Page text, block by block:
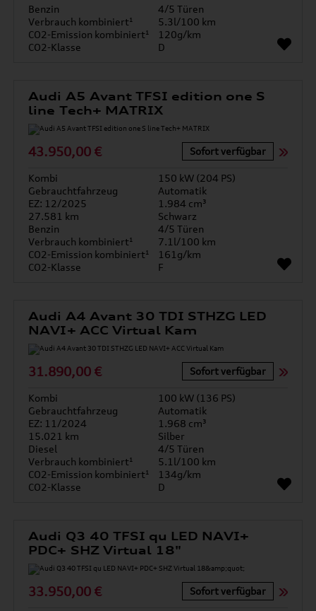
Benzin
4/5 Türen
Verbrauch kombiniert¹
5.3l/100 km
CO2-Emission kombiniert¹
120g/km
CO2-Klasse
D
Audi A5 Avant TFSI edition one S
line Tech+ MATRIX
43.950,00 € Sofort verfügbar
Kombi
150 kW (204 PS)
Gebrauchtfahrzeug
Automatik
EZ: 12/2025
1.984 cm³
27.581 km
Schwarz
Benzin
4/5 Türen
Verbrauch kombiniert¹
7.1l/100 km
CO2-Emission kombiniert¹
161g/km
CO2-Klasse
F
Audi A4 Avant 30 TDI STHZG LED
NAVI+ ACC Virtual Kam
31.890,00 € Sofort verfügbar
Kombi
100 kW (136 PS)
Gebrauchtfahrzeug
Automatik
EZ: 11/2024
1.968 cm³
15.021 km
Silber
Diesel
4/5 Türen
Verbrauch kombiniert¹
5.1l/100 km
CO2-Emission kombiniert¹
134g/km
CO2-Klasse
D
Audi Q3 40 TFSI qu LED NAVI+
PDC+ SHZ Virtual 18"
33.950,00 € Sofort verfügbar